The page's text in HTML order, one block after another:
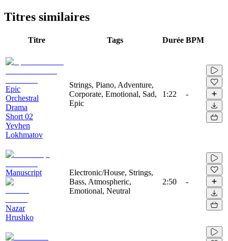
Titres similaires
Titre Tags Durée BPM
Epic
Orchestral
Drama
Short 02
Yevhen
Lokhmatov
Strings, Piano, Adventure,
Corporate, Emotional, Sad,
Epic
1:22 -
Manuscript
Nazar
Hrushko
Electronic/House, Strings,
Bass, Atmospheric,
Emotional, Neutral
2:50 -